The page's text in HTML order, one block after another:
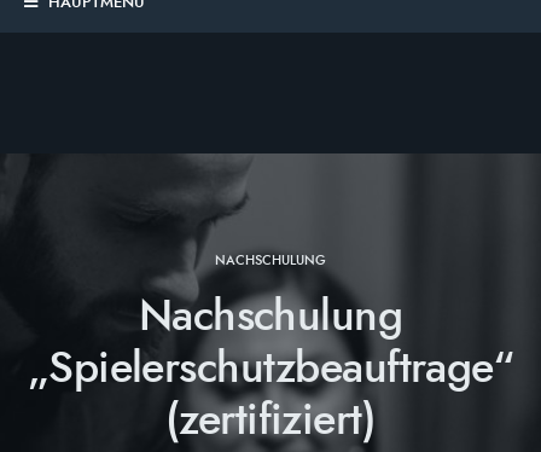
NACHSCHULUNG
Nachschulung
„Spielerschutzbeauftrage“
(zertifiziert)